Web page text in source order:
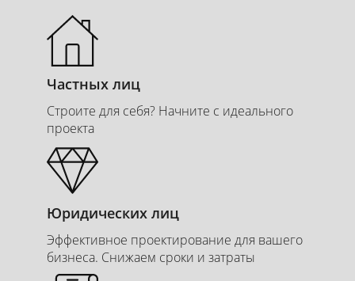
Частных лиц
Строите для себя? Начните с идеального
проекта
Юридических лиц
Эффективное проектирование для вашего
бизнеса. Снижаем сроки и затраты